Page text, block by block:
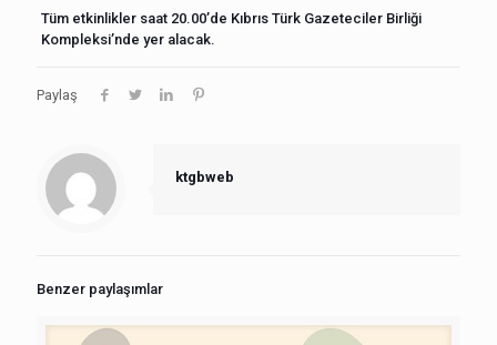
Tüm etkinlikler saat 20.00’de Kıbrıs Türk Gazeteciler Birliği
Kompleksi’nde yer alacak.
Paylaş
ktgbweb
Benzer paylaşımlar